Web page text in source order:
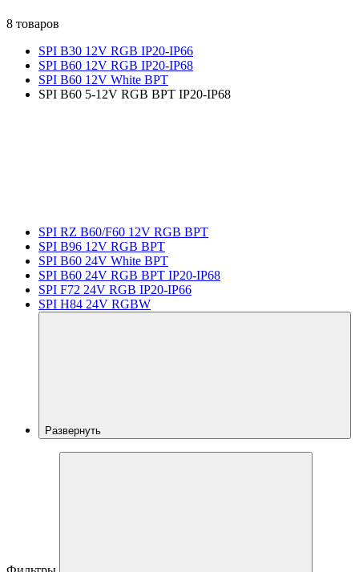
8 товаров
SPI B30 12V RGB IP20-IP66
SPI B60 12V RGB IP20-IP68
SPI B60 12V White BPT
SPI B60 5-12V RGB BPT IP20-IP68
SPI RZ B60/F60 12V RGB BPT
SPI B96 12V RGB BPT
SPI B60 24V White BPT
SPI B60 24V RGB BPT IP20-IP68
SPI F72 24V RGB IP20-IP66
SPI H84 24V RGBW
Развернуть